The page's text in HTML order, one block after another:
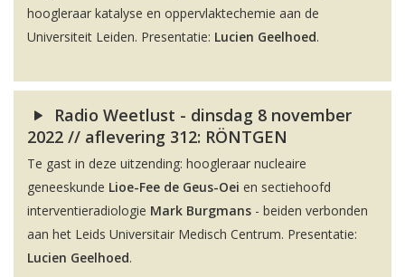
hoogleraar katalyse en oppervlaktechemie aan de
Universiteit Leiden. Presentatie: Lucien Geelhoed.
Radio Weetlust - dinsdag 8 november
2022 // aflevering 312: RÖNTGEN
Te gast in deze uitzending: hoogleraar nucleaire
geneeskunde Lioe-Fee de Geus-Oei en sectiehoofd
interventieradiologie Mark Burgmans - beiden verbonden
aan het Leids Universitair Medisch Centrum. Presentatie:
Lucien Geelhoed.